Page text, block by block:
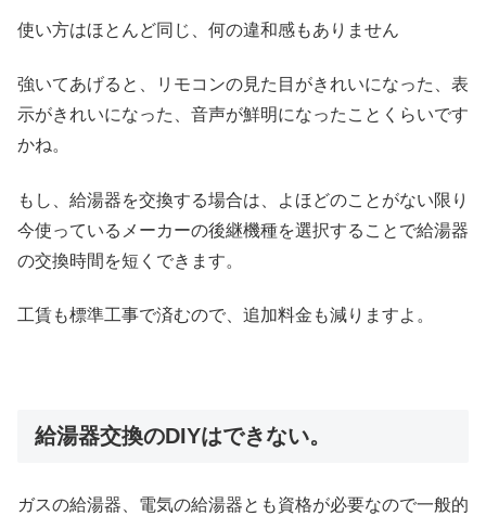
使い方はほとんど同じ、何の違和感もありません
強いてあげると、リモコンの見た目がきれいになった、表
示がきれいになった、音声が鮮明になったことくらいです
かね。
もし、給湯器を交換する場合は、よほどのことがない限り
今使っているメーカーの後継機種を選択することで給湯器
の交換時間を短くできます。
工賃も標準工事で済むので、追加料金も減りますよ。
給湯器交換のDIYはできない。
ガスの給湯器、電気の給湯器とも資格が必要なので一般的